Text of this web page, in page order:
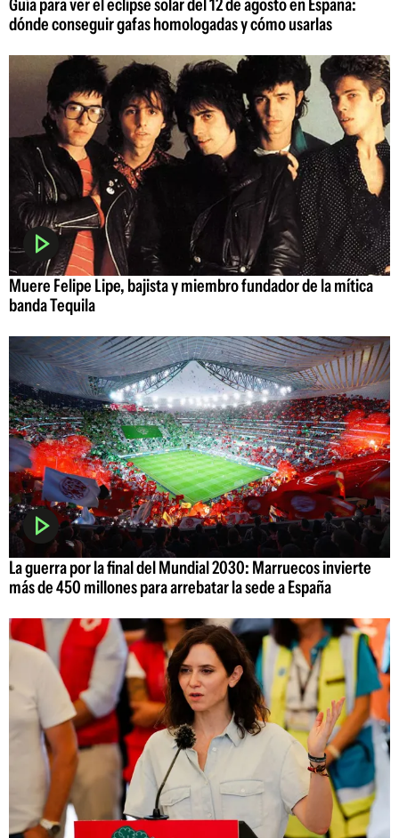
dónde conseguir gafas homologadas y cómo usarlas
Muere Felipe Lipe, bajista y miembro fundador de la mítica
banda Tequila
La guerra por la final del Mundial 2030: Marruecos invierte
más de 450 millones para arrebatar la sede a España